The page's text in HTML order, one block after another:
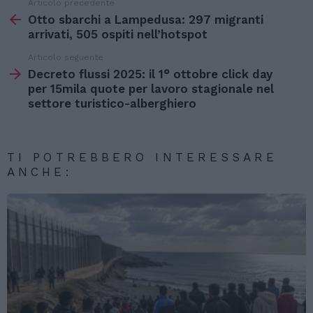
di
Articolo precedente
Otto sbarchi a Lampedusa: 297 migranti
arrivati, 505 ospiti nell’hotspot
Articolo seguente
Decreto flussi 2025: il 1° ottobre click day
per 15mila quote per lavoro stagionale nel
settore turistico-alberghiero
TI POTREBBERO INTERESSARE
ANCHE: